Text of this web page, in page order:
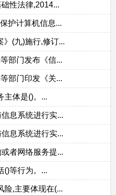
性法律,2014...
护计算机信息...
》(九)施行,修订...
部门发布《信...
部门印发《关...
主体是()。...
息系统进行实...
息系统进行实...
者网络服务提...
()等行为。...
险,主要体现在(...